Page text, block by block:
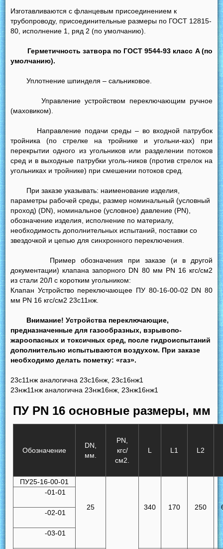
Изготавливаются с фланцевым присоединением к
трубопроводу, присоединительные размеры по ГОСТ 12815-
80, исполнение 1, ряд 2 (по умолчанию).
Герметичность затвора по ГОСТ 9544-93 класс A (по
умолчанию).
Уплотнение шпинделя – сальниковое.
Управление устройством переключающим ручное
(маховиком).
Направление подачи среды – во входной патрубок
тройника (по стрелке на тройнике и угольни-ках) при
перекрытии одного из угольников или разделении потоков
сред и в выходные патрубки уголь-ников (против стрелок на
угольниках и тройнике) при смешении потоков сред.
При заказе указывать: наименование изделия,
параметры рабочей среды, размер номинальный (условный
проход) (DN), номинальное (условное) давление (PN),
обозначение изделия, исполнение по материалу,
необходимость дополнительных испытаний, поставки со
звездочкой и цепью для синхронного переключения.
Пример обозначения при заказе (и в другой
документации) клапана запорного DN 80 мм PN 16 кгс/см2
из стали 20Л с коротким угольником:
Клапан Устройство переключающее ПУ 80-16-00-02 DN 80
мм PN 16 кгс/см2 23с11нж.
Внимание! Устройства переключающие,
предназначенные для газообразных, взрывопо-
жароопасных и токсичных сред, после гидроиспытаний
дополнительно испытываются воздухом. При заказе
необходимо делать пометку: «газ».
23с11нж аналогична 23с16нж, 23с16нж1
23нж11нж аналогична 23нж16нж, 23нж16нж1
ПУ PN 16 основные размеры, мм
Обозначение
DN,
мм.
PN,
кгс/
см2.
L L1 L2
ПУ25-16-00-01
25 340 170 250
-01-01
-02-01
-03-01